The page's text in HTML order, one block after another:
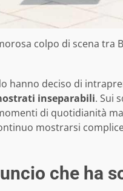
colpo di scena tra
hanno deciso di
inseparabili. Sui
di quotidianità
mostrarsi
che ha